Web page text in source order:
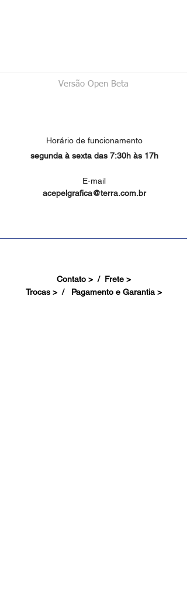
Versão Open Beta
Horário de funcionamento
segunda à sexta das 7:30h às 17h
E-mail
acepelgrafica@terra.com.br
Contato > / Frete >
Trocas > / Pagamento e Garantia >